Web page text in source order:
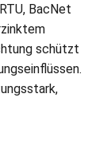
BacNet
schützt